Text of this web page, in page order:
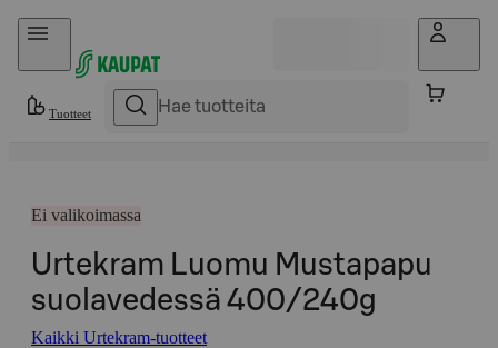
Hyppää sisältöön
Tuotteet
Ei valikoimassa
Urtekram Luomu Mustapapu
suolavedessä 400/240g
Kaikki Urtekram-tuotteet